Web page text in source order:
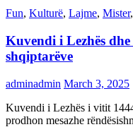
Fun, Kulturë, Lajme, Mister,
Kuvendi i Lezhës
shqiptarëve
adminadmin March 3, 2025
Kuvendi i Lezhës i vitit
prodhon mesazhe